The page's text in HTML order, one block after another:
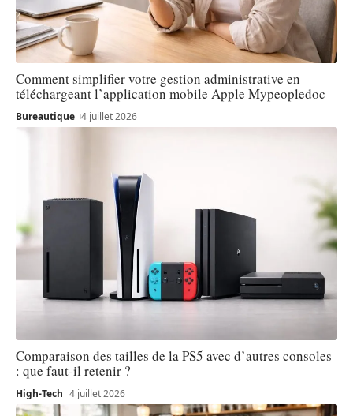
Comment simplifier votre gestion administrative en
téléchargeant l’application mobile Apple Mypeopledoc
Bureautique 4 juillet 2026
Comparaison des tailles de la PS5 avec d’autres consoles
: que faut-il retenir ?
High-Tech 4 juillet 2026